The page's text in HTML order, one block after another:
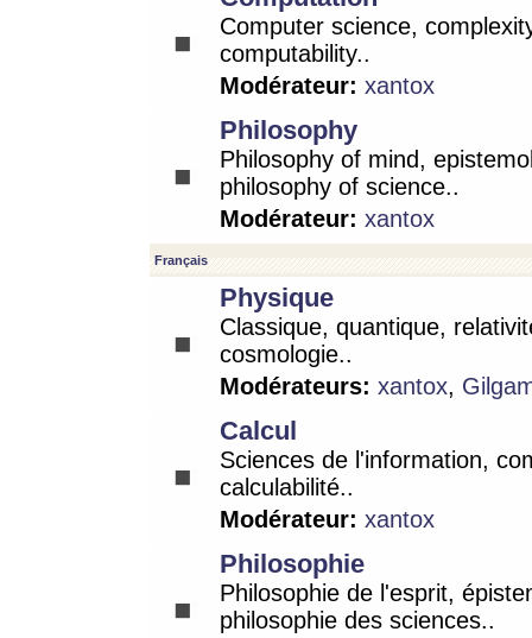
Computer science,
computability..
Modérateur: xantox
Philosophy
Philosophy of mind,
philosophy of science..
Modérateur: xantox
Français
Physique
Classique, quantique,
cosmologie..
Modérateurs: xantox,
Calcul
Sciences de l'information,
calculabilité..
Modérateur: xantox
Philosophie
Philosophie de l'esprit,
philosophie des sciences..